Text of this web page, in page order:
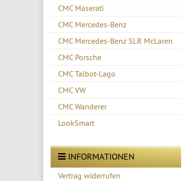
CMC Maserati
CMC Mercedes-Benz
CMC Mercedes-Benz SLR McLaren
CMC Porsche
CMC Talbot-Lago
CMC VW
CMC Wanderer
LookSmart
INFORMATIONEN
Vertrag widerrufen